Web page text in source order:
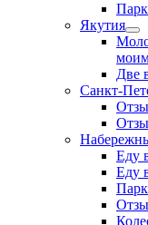
Якутия
Две
Санкт-
Еду
Еду